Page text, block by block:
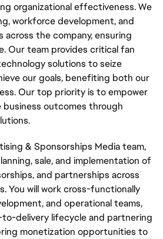
organizational effectiveness. We
workforce development, and
the company, ensuring
Our team provides critical fan
solutions to seize
our goals, benefiting both our
Our top priority is to empower
outcomes through
& Sponsorships Media team,
sale, and implementation of
and partnerships across
You will work cross-functionally
and operational teams,
delivery lifecycle and partnering
monetization opportunities to